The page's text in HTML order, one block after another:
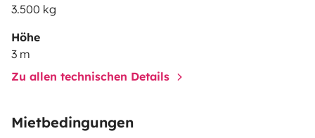
3.500 kg
Höhe
3 m
Zu allen technischen Details
Mietbedingungen